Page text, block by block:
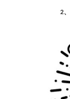
2、